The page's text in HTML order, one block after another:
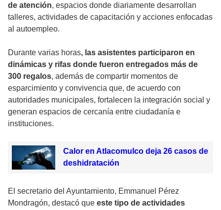
de atención, espacios donde diariamente desarrollan
talleres, actividades de capacitación y acciones enfocadas
al autoempleo.
Durante varias horas, las asistentes participaron en
dinámicas y rifas donde fueron entregados más de
300 regalos, además de compartir momentos de
esparcimiento y convivencia que, de acuerdo con
autoridades municipales, fortalecen la integración social y
generan espacios de cercanía entre ciudadanía e
instituciones.
Calor en Atlacomulco deja 26 casos de
deshidratación
El secretario del Ayuntamiento, Emmanuel Pérez
Mondragón, destacó que este tipo de actividades